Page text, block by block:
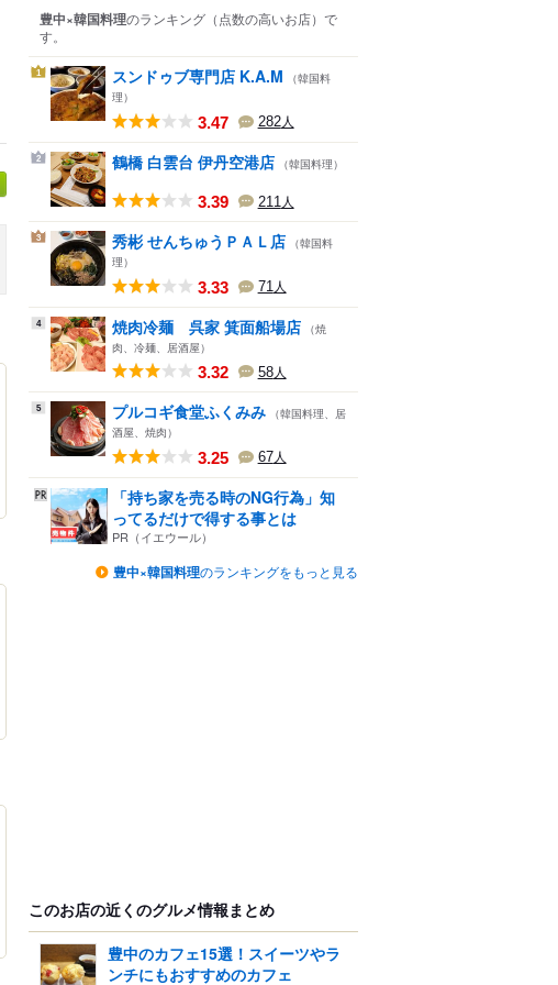
豊中×韓国料理のランキング （点数の高いお店） で
す。
1 スンドゥブ専門店 K.A.M
（韓国料
理）
3.47 282人
2 鶴橋 白雲台 伊丹空港店 （韓国料理）
3.39 211 人
3 秀彬 せんちゅうＰＡＬ店 （韓国料
理）
3.33 71人
4 焼肉冷麺 呉家 箕面船場店 （焼
肉、冷麺、居酒屋）
3.32 58人
5 プルコギ食堂ふくみみ （韓国料理、居
酒屋、焼肉）
3.25 67人
「持ち家を売る時のNG行為」知
ってるだけで得する事とは
PR（イエウール）
豊中×韓国料理のランキングをもっと見る
このお店の近くのグルメ情報まとめ
豊中のカフェ15選！スイーツやラ
ンチにもおすすめのカフェ